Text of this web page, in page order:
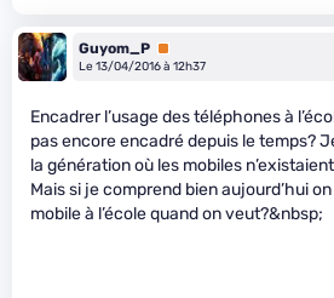
Guyom_P Premium
Le 13/04/2016 à 12h37
Encadrer l’usage des téléphones à
pas encore encadré depuis le temps?
la génération où les mobiles
Mais si je comprend bien aujourd’hui
mobile à l’école quand on veut?&nbsp;